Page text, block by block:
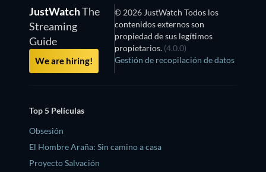
JustWatchThe
Streaming
Guide
We are hiring!
© 2026 JustWatch Todos los
contenidos externos son
propiedad de sus legítimos
propietarios. (4.0.0)
Gestión de recopilación de datos
Top 5 Películas
Obsesión
El Hombre Araña: Sin camino a casa
Proyecto Salvación